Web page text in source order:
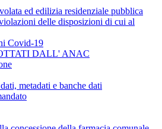
ed edilizia residenziale pubblica
delle disposizioni di cui al
Covid-19
DALL' ANAC
metadati e banche dati